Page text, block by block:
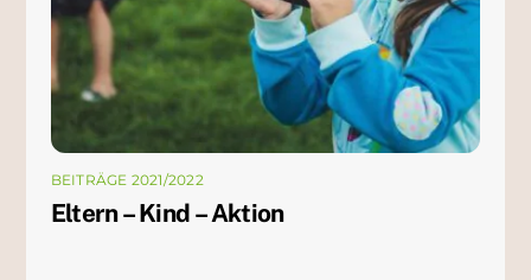
BEITRÄGE 2021/2022
Eltern – Kind – Aktion